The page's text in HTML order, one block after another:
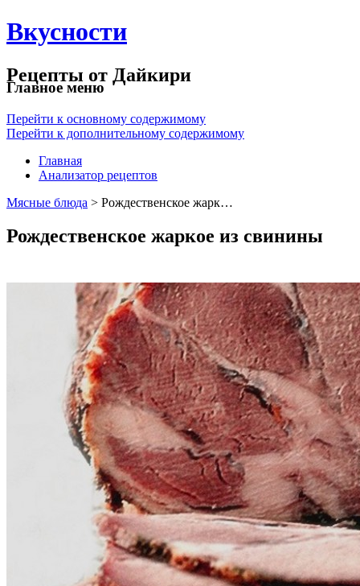
Вкусности
Рецепты от Дайкири
Главное меню
Перейти к основному содержимому
Перейти к дополнительному содержимому
Главная
Анализатор рецептов
Мясные блюда > Рождественское жарк…
Рождественское жаркое из свинины